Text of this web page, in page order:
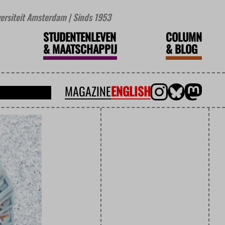
Amsterdam | Sinds 1953
STUDENTENLEVEN
&MAATSCHAPPIJ
COLUMN
&BLOG
MAGAZINEENGLISH